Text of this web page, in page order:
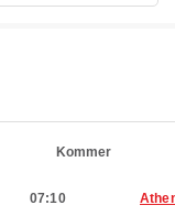
Kommer
07:10